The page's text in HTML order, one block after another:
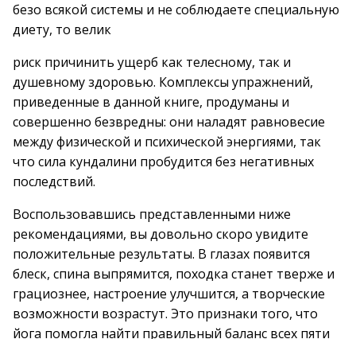
безо всякой системы и не соблюдаете специальную
диету, то велик
риск причинить ущерб как телесному, так и
душевному здоровью. Комплексы упражнений,
приведенные в данной книге, продуманы и
совершенно безвредны: они наладят равновесие
между физической и психической энергиями, так
что сила кундалини пробудится без негативных
последствий.
Воспользовавшись представленными ниже
рекомендациями, вы довольно скоро увидите
положительные результаты. В глазах появится
блеск, спина выпрямится, походка станет тверже и
грациознее, настроение улучшится, а творческие
возможности возрастут. Это признаки того, что
йога помогла найти правильный баланс всех пяти